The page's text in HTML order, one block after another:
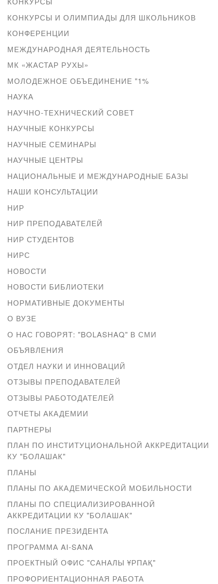
КОНКУРСЫ И ОЛИМПИАДЫ ДЛЯ ШКОЛЬНИКОВ
КОНФЕРЕНЦИИ
МЕЖДУНАРОДНАЯ ДЕЯТЕЛЬНОСТЬ
МК «ЖАСТАР РУХЫ»
МОЛОДЕЖНОЕ ОБЪЕДИНЕНИЕ "1%
НАУКА
НАУЧНО-ТЕХНИЧЕСКИЙ СОВЕТ
НАУЧНЫЕ КОНКУРСЫ
НАУЧНЫЕ СЕМИНАРЫ
НАУЧНЫЕ ЦЕНТРЫ
НАЦИОНАЛЬНЫЕ И МЕЖДУНАРОДНЫЕ БАЗЫ
НАШИ КОНСУЛЬТАЦИИ
НИР
НИР ПРЕПОДАВАТЕЛЕЙ
НИР СТУДЕНТОВ
НИРС
НОВОСТИ
НОВОСТИ БИБЛИОТЕКИ
НОРМАТИВНЫЕ ДОКУМЕНТЫ
О ВУЗЕ
О НАС ГОВОРЯТ: "BOLASHAQ" В СМИ
ОБЪЯВЛЕНИЯ
ОТДЕЛ НАУКИ И ИННОВАЦИЙ
ОТЗЫВЫ ПРЕПОДАВАТЕЛЕЙ
ОТЗЫВЫ РАБОТОДАТЕЛЕЙ
ОТЧЕТЫ АКАДЕМИИ
ПАРТНЕРЫ
ПЛАН ПО ИНСТИТУЦИОНАЛЬНОЙ АККРЕДИТАЦИИ
КУ "БОЛАШАК"
ПЛАНЫ
ПЛАНЫ ПО АКАДЕМИЧЕСКОЙ МОБИЛЬНОСТИ
ПЛАНЫ ПО СПЕЦИАЛИЗИРОВАННОЙ
АККРЕДИТАЦИИ КУ "БОЛАШАК"
ПОСЛАНИЕ ПРЕЗИДЕНТА
ПРОГРАММА AI-SANA
ПРОЕКТНЫЙ ОФИС "САНАЛЫ ҰРПАҚ"
ПРОФОРИЕНТАЦИОННАЯ РАБОТА